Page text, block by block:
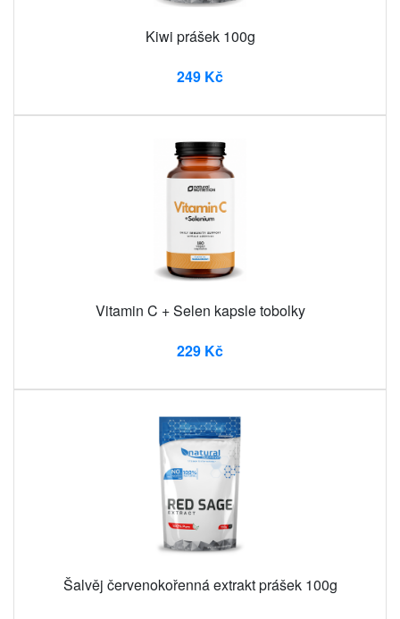
Kiwi prášek 100g
249 Kč
Vitamin C + Selen kapsle tobolky
229 Kč
Šalvěj červenokořenná extrakt prášek 100g